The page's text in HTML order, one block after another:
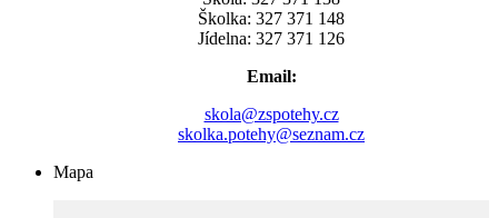
Školka: 327 371 148
Jídelna: 327 371 126
Email:
skola@zspotehy.cz
skolka.potehy@seznam.cz
Mapa